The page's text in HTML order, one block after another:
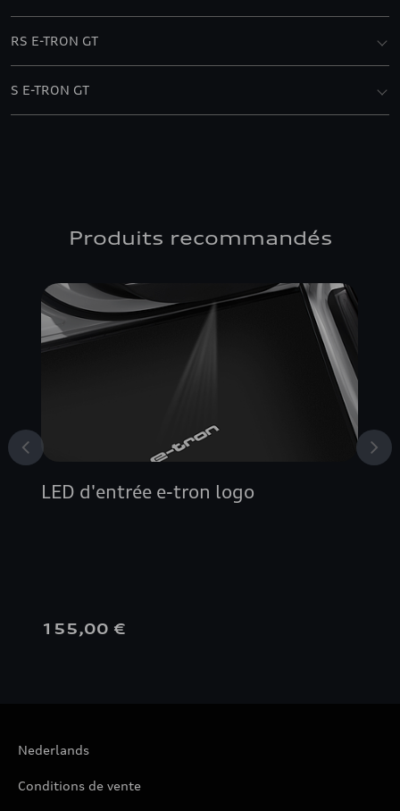
RS E-TRON GT
S E-TRON GT
Produits recommandés
LED d'entrée e-tron logo
155,00 €
Nederlands
Conditions de vente